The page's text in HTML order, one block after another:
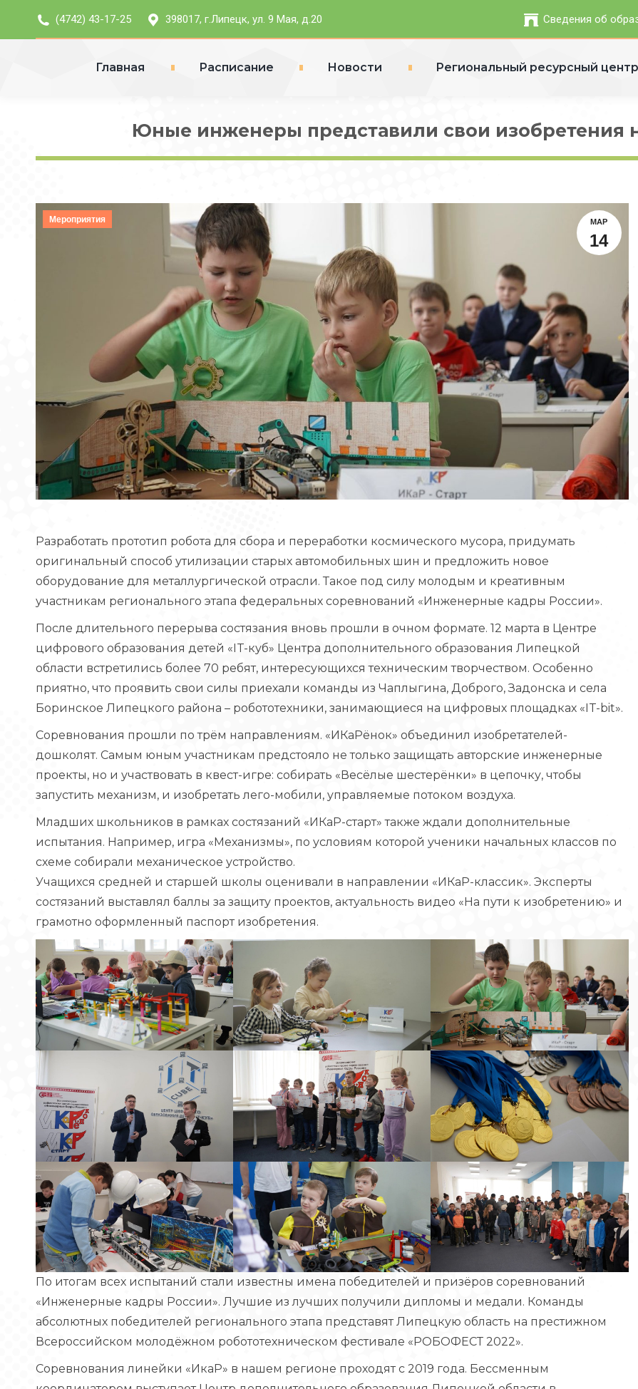
(4742) 43-17-25 398017, г.Липецк, ул. 9 Мая, д.20 Сведения об
Главная Расписание Новости Региональный ресурсный центр
Юные инженеры представили свои изобретения
МАР
14
Мероприятия
Разработать прототип робота для сбора и переработки космического мусора, придумать
оригинальный способ утилизации старых автомобильных шин и предложить новое
оборудование для металлургической отрасли. Такое под силу молодым и креативным
участникам регионального этапа федеральных соревнований «Инженерные кадры России».
После длительного перерыва состязания вновь прошли в очном формате. 12 марта в Центре
цифрового образования детей «IT-куб» Центра дополнительного образования Липецкой
области встретились более 70 ребят, интересующихся техническим творчеством. Особенно
приятно, что проявить свои силы приехали команды из Чаплыгина, Доброго, Задонска и села
Боринское Липецкого района – робототехники, занимающиеся на цифровых площадках «IT-bit».
Соревнования прошли по трём направлениям. «ИКаРёнок» объединил изобретателей-
дошколят. Самым юным участникам предстояло не только защищать авторские инженерные
проекты, но и участвовать в квест-игре: собирать «Весёлые шестерёнки» в цепочку, чтобы
запустить механизм, и изобретать лего-мобили, управляемые потоком воздуха.
Младших школьников в рамках состязаний «ИКаР-старт» также ждали дополнительные
испытания. Например, игра «Механизмы», по условиям которой ученики начальных классов по
схеме собирали механическое устройство.
Учащихся средней и старшей школы оценивали в направлении «ИКаР-классик». Эксперты
состязаний выставлял баллы за защиту проектов, актуальность видео «На пути к изобретению» и
грамотно оформленный паспорт изобретения.
По итогам всех испытаний стали известны имена победителей и призёров соревнований
«Инженерные кадры России». Лучшие из лучших получили дипломы и медали. Команды
абсолютных победителей регионального этапа представят Липецкую область на престижном
Всероссийском молодёжном робототехническом фестивале «РОБОФЕСТ 2022».
Соревнования линейки «ИкаР» в нашем регионе проходят с 2019 года. Бессменным